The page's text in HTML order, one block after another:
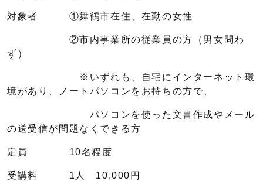
対象者 ①舞鶴市在住、在勤の女性
②市内事業所の従業員の方（男女問わ
ず）
※いずれも、自宅にインターネット環
境があり、ノートパソコンをお持ちの方で、
パソコンを使った文書作成やメール
の送受信が問題なくできる方
定員 10名程度
受講料 1人 10,000円